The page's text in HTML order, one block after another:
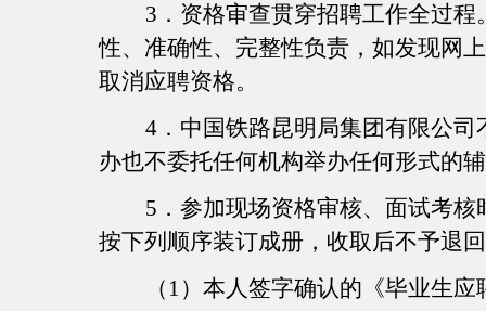
3．资格审查贯穿招聘工作全过
性、准确性、完整性负责，如发现网
取消应聘资格。
4．中国铁路昆明局集团有限公
办也不委托任何机构举办任何形式的
5．参加现场资格审核、面试考
按下列顺序装订成册，收取后不予退
（ 1）本人签字确认的《毕业生